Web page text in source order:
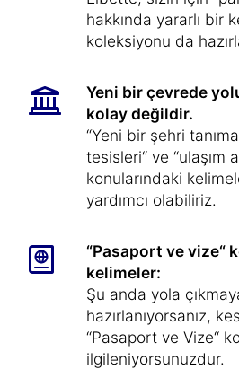
hakkında yararlı bir
koleksiyonu da
Yeni bir çevrede
kolay değildir.
“Yeni bir şehri
tesisleri“ ve “ulaşım
konularındaki
yardımcı olabiliriz.
“Pasaport ve vize“
kelimeler:
Şu anda yola
hazırlanıyorsanız,
“Pasaport ve Vize“
ilgileniyorsunuzdur.